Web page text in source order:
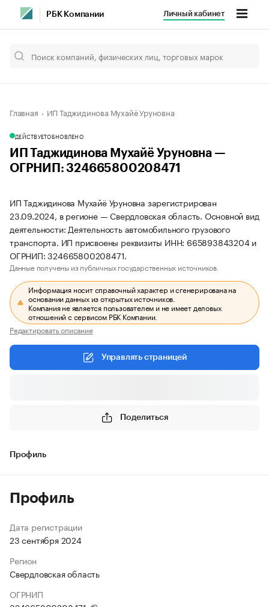
РБК Компании Личный кабинет
Главная ИП Таджидинова Мухайё Уруновна
ДЕЙСТВУЕТОБНОВЛЕНО
ИП Таджидинова Мухайё Уруновна —
ОГРНИП: 324665800208471
ИП Таджидинова Мухайё Уруновна зарегистрирован
23.09.2024, в регионе — Свердловская область. Основной вид
деятельности: Деятельность автомобильного грузового
транспорта. ИП присвоены реквизиты ИНН: 665893843204 и
ОГРНИП: 324665800208471.
Данные получены из публичных государственных источников.
Информация носит справочный характер и сгенерирована на
основании данных из открытых источников.
Компания не является пользователем и не имеет деловых
отношений с сервисом РБК Компании.
Редактировать описание
Управлять страницей
Поделиться
Профиль
Профиль
Дата регистрации
23 сентября 2024
Регион
Свердловская область
ОГРНИП